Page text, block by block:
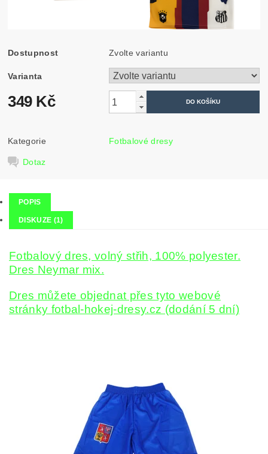
Dostupnost Zvolte variantu
Varianta
349 Kč
Kategorie Fotbalové dresy
Dotaz
POPIS
DISKUZE (1)
Fotbalový dres, volný střih, 100% polyester.
Dres Neymar mix.
Dres můžete objednat přes tyto webové
stránky fotbal-hokej-dresy.cz (dodání 5 dní)